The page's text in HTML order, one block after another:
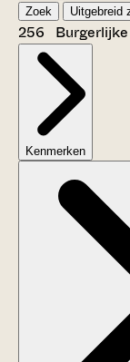
Zoek Uitgebreid
256 Burgerlijke
Kenmerken